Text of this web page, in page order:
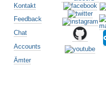
Kontakt
Feedback
Chat
Accounts
Ämter